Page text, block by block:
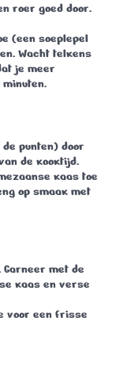
roer goed door.
(een soeplepel
Wacht telkens
je meer
minuten.
punten) door
de kooktijd.
kaas toe
op smaak met
met de
kaas en verse
voor een frisse